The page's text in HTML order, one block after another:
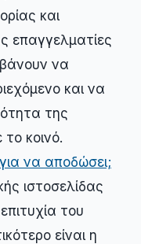
και
επαγγελματίες
να
και να
της
το κοινό.
για να αποδώσει;
ιστοσελίδας
του
είναι η